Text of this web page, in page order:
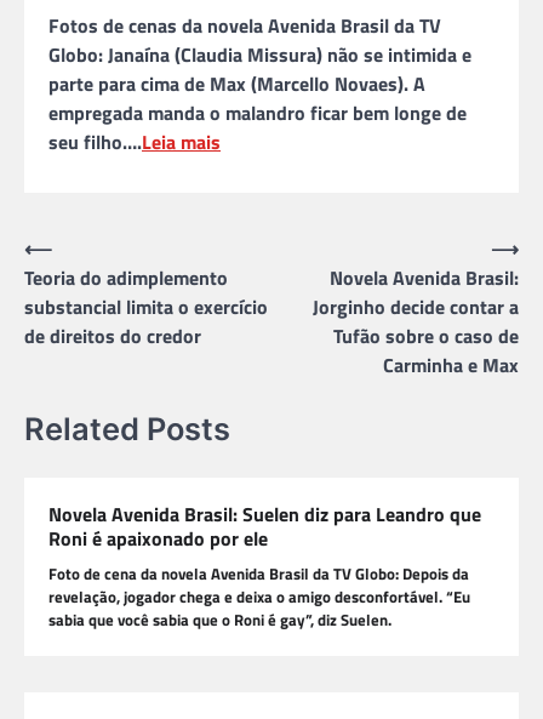
Fotos de cenas da novela Avenida Brasil da TV
Globo: Janaína (Claudia Missura) não se intimida e
parte para cima de Max (Marcello Novaes). A
empregada manda o malandro ficar bem longe de
seu filho….Leia mais
Navegação
de
Post
⟵
Teoria do adimplemento
substancial limita o exercício
de direitos do credor
Novela Avenida Brasil:
Jorginho decide contar a
Tufão sobre o caso de
Carminha e Max
⟶
Related Posts
Novela Avenida Brasil: Suelen diz para Leandro que
Roni é apaixonado por ele
Foto de cena da novela Avenida Brasil da TV Globo: Depois da
revelação, jogador chega e deixa o amigo desconfortável. “Eu
sabia que você sabia que o Roni é gay”, diz Suelen.